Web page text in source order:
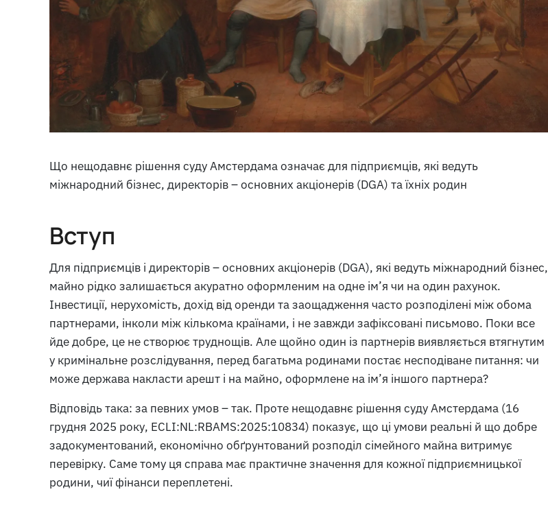
Що нещодавнє рішення суду Амстердама означає для підприємців, які ведуть
міжнародний бізнес, директорів – основних акціонерів (DGA) та їхніх родин
Вступ
Для підприємців і директорів – основних акціонерів (DGA), які ведуть міжнародний бізнес,
майно рідко залишається акуратно оформленим на одне ім’я чи на один рахунок.
Інвестиції, нерухомість, дохід від оренди та заощадження часто розподілені між обома
партнерами, інколи між кількома країнами, і не завжди зафіксовані письмово. Поки все
йде добре, це не створює труднощів. Але щойно один із партнерів виявляється втягнутим
у кримінальне розслідування, перед багатьма родинами постає несподіване питання: чи
може держава накласти арешт і на майно, оформлене на ім’я іншого партнера?
Відповідь така: за певних умов – так. Проте нещодавнє рішення суду Амстердама (16
грудня 2025 року, ECLI:NL:RBAMS:2025:10834) показує, що ці умови реальні й що добре
задокументований, економічно обґрунтований розподіл сімейного майна витримує
перевірку. Саме тому ця справа має практичне значення для кожної підприємницької
родини, чиї фінанси переплетені.